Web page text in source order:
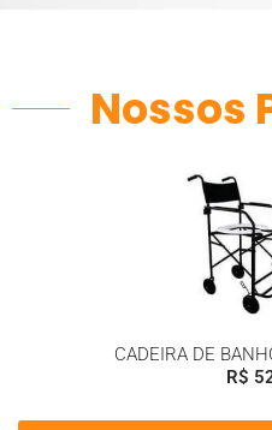
Nossos
CADEIRA DE
R$